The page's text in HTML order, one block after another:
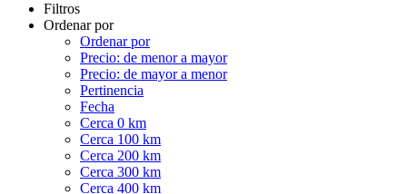
Filtros
Ordenar por
Ordenar por
Precio: de menor a mayor
Precio: de mayor a menor
Pertinencia
Fecha
Cerca 0 km
Cerca 100 km
Cerca 200 km
Cerca 300 km
Cerca 400 km